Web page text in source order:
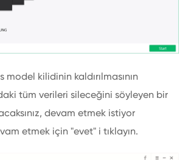
model kilidinin kaldırılmasının
tüm verileri sileceğini söyleyen bir
devam etmek istiyor
etmek için "evet" i tıklayın.